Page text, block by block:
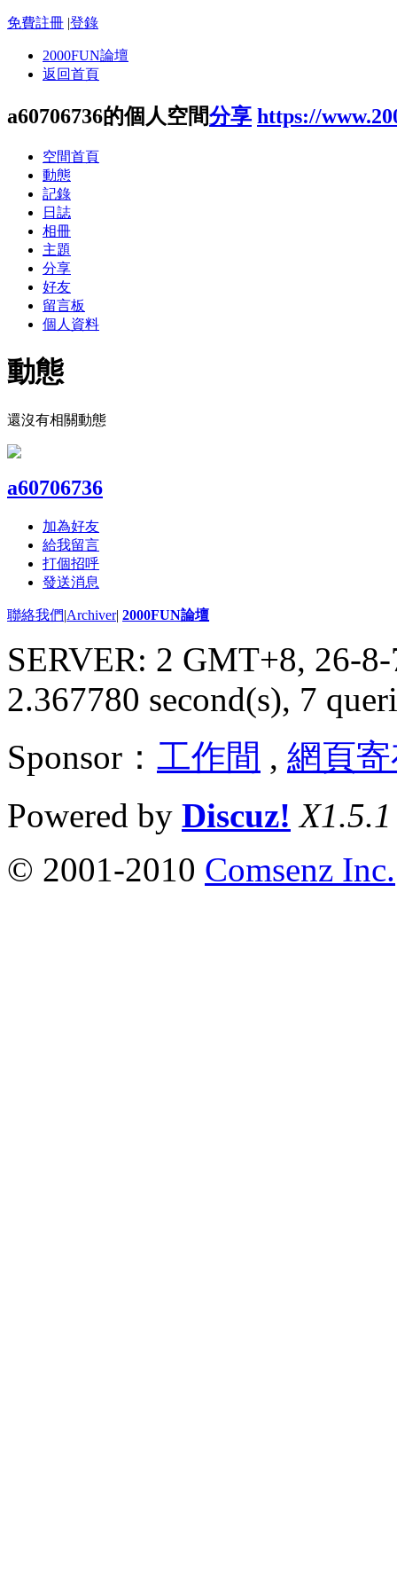
免費註冊 |登錄
2000FUN論壇
返回首頁
a60706736的個人空間分享 https://
空間首頁
動態
記錄
日誌
相冊
主題
分享
好友
留言板
個人資料
動態
還沒有相關動態
a60706736
加為好友
給我留言
打個招呼
發送消息
聯絡我們|Archiver| 2000FUN論壇
SERVER: 2 GMT+8, 26-
2.367780 second(s), 7
Sponsor： 工作間 , 網頁
Powered by Discuz! X1.5.1
© 2001-2010 Comsenz Inc.